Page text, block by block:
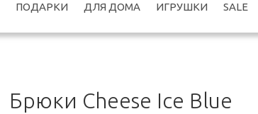
ПОДАРКИ ДЛЯ ДОМА ИГРУШКИ SALE
Брюки Cheese Ice Blue